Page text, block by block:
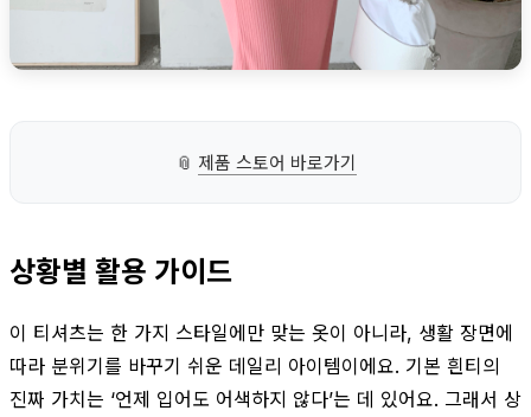
📎 제품 스토어 바로가기
상황별 활용 가이드
이 티셔츠는 한 가지 스타일에만 맞는 옷이 아니라, 생활 장면에
따라 분위기를 바꾸기 쉬운 데일리 아이템이에요. 기본 흰티의
진짜 가치는 ‘언제 입어도 어색하지 않다’는 데 있어요. 그래서 상